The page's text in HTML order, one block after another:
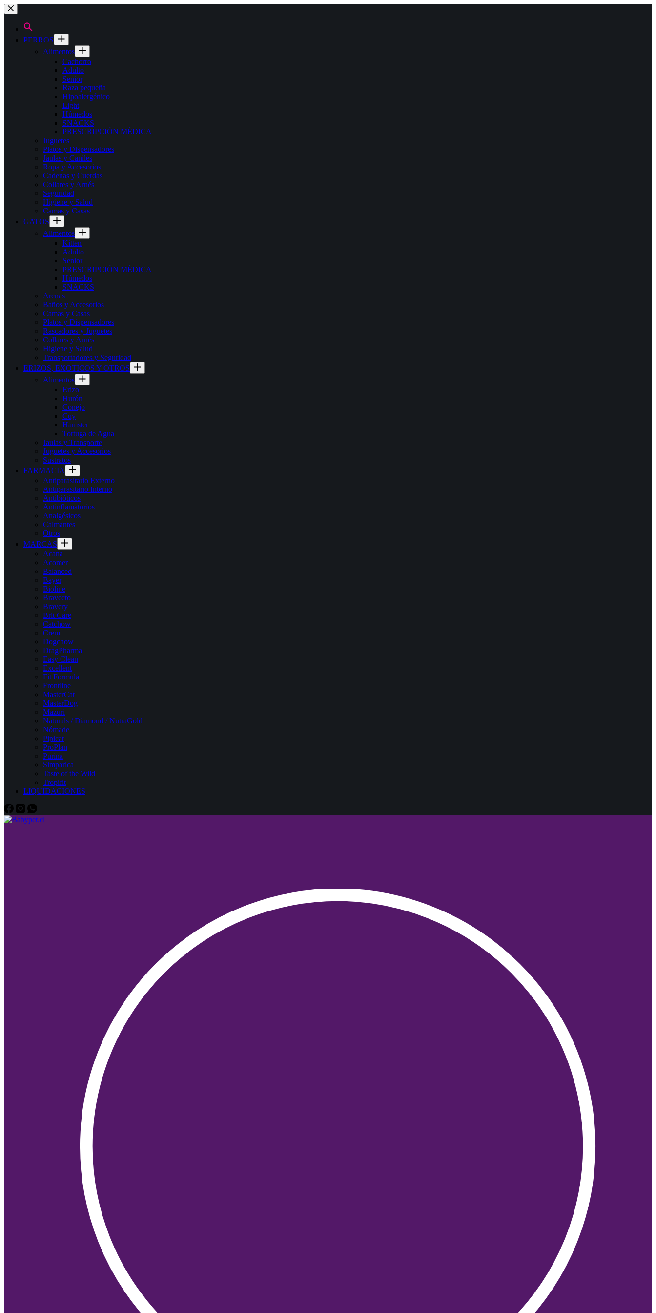
Saltar
al
contenido
PERROS
Alimentos
Cachorro
Adulto
Senior
Raza pequeña
Hipoalergénico
Light
Húmedos
SNACKS
PRESCRIPCIÓN MÉDICA
Juguetes
Platos y Dispensadores
Jaulas y Caniles
Ropa y Accesorios
Cadenas y Cuerdas
Collares y Arnés
Seguridad
Higiene y Salud
Camas y Casas
GATOS
Alimentos
Kitten
Adulto
Senior
PRESCRIPCIÓN MÉDICA
Húmedos
SNACKS
Arenas
Baños y Accesorios
Camas y Casas
Platos y Dispensadores
Rascadores y Juguetes
Collares y Arnés
Higiene y Salud
Transportadores y Seguridad
ERIZOS, EXOTICOS Y OTROS
Alimentos
Erizo
Hurón
Conejo
Cuy
Hamster
Tortuga de Agua
Jaulas y Transporte
Juguetes y Accesorios
Sustratos
FARMACIA
Antiparasitario Externo
Antiparasitario Interno
Antibióticos
Antinflamatorios
Analgésicos
Calmantes
Otros
MARCAS
Acana
Acomer
Balanced
Bayer
Bioline
Bravecto
Bravery
Brit Care
Catchow
Cremi
Dogchow
DragPharma
Easy Clean
Excellent
Fit Formula
Frontline
MasterCat
MasterDog
Mazuri
Naturals / Diamond / NutraGold
Nómade
Pipicat
ProPlan
Purina
Simparica
Taste of the Wild
Tropifit
LIQUIDACIONES